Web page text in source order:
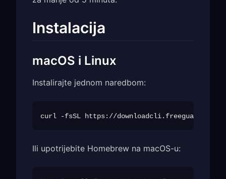
Instalacija
macOS i Linux
Instalirajte jednom naredbom:
Ili upotrijebite Homebrew na macOS-u: